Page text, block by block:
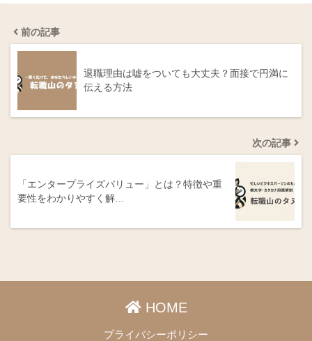
前の記事
退職理由は嘘をついても大丈夫？面接で円満に
伝える方法
次の記事
「エンタープライズバリュー」とは？特徴や重
要性をわかりやすく解…
HOME
プライバシーポリシー